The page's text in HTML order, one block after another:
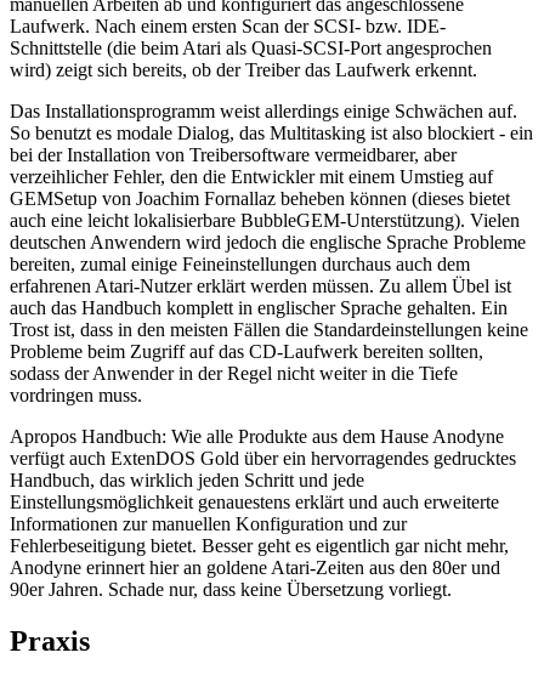
manuellen Arbeiten ab und konfiguriert das angeschlossene
Laufwerk. Nach einem ersten Scan der SCSI- bzw. IDE-
Schnittstelle (die beim Atari als Quasi-SCSI-Port angesprochen
wird) zeigt sich bereits, ob der Treiber das Laufwerk erkennt.
Das Installationsprogramm weist allerdings einige Schwächen auf.
So benutzt es modale Dialog, das Multitasking ist also blockiert - ein
bei der Installation von Treibersoftware vermeidbarer, aber
verzeihlicher Fehler, den die Entwickler mit einem Umstieg auf
GEMSetup von Joachim Fornallaz beheben können (dieses bietet
auch eine leicht lokalisierbare BubbleGEM-Unterstützung). Vielen
deutschen Anwendern wird jedoch die englische Sprache Probleme
bereiten, zumal einige Feineinstellungen durchaus auch dem
erfahrenen Atari-Nutzer erklärt werden müssen. Zu allem Übel ist
auch das Handbuch komplett in englischer Sprache gehalten. Ein
Trost ist, dass in den meisten Fällen die Standardeinstellungen keine
Probleme beim Zugriff auf das CD-Laufwerk bereiten sollten,
sodass der Anwender in der Regel nicht weiter in die Tiefe
vordringen muss.
Apropos Handbuch: Wie alle Produkte aus dem Hause Anodyne
verfügt auch ExtenDOS Gold über ein hervorragendes gedrucktes
Handbuch, das wirklich jeden Schritt und jede
Einstellungsmöglichkeit genauestens erklärt und auch erweiterte
Informationen zur manuellen Konfiguration und zur
Fehlerbeseitigung bietet. Besser geht es eigentlich gar nicht mehr,
Anodyne erinnert hier an goldene Atari-Zeiten aus den 80er und
90er Jahren. Schade nur, dass keine Übersetzung vorliegt.
Praxis